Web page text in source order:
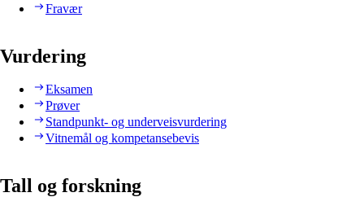
Fravær
Vurdering
Eksamen
Prøver
Standpunkt- og underveisvurdering
Vitnemål og kompetansebevis
Tall og forskning